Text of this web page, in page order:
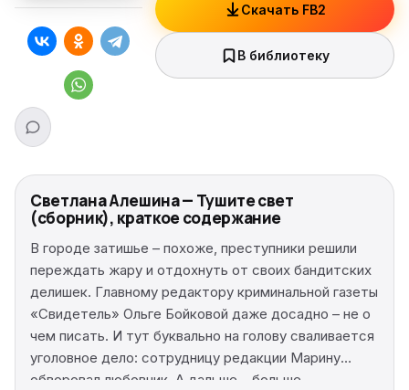
Скачать FB2
В библиотеку
Светлана Алешина — Тушите свет
(сборник), краткое содержание
В городе затишье – похоже, преступники решили
переждать жару и отдохнуть от своих бандитских
делишек. Главному редактору криминальной газеты
«Свидетель» Ольге Бойковой даже досадно – не о
чем писать. И тут буквально на голову сваливается
уголовное дело: сотрудницу редакции Марину
обворовал любовник. А дальше – больше…